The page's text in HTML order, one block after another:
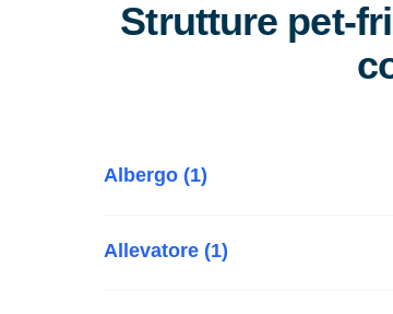
Strutture pet-
Albergo (1)
Allevatore (1)